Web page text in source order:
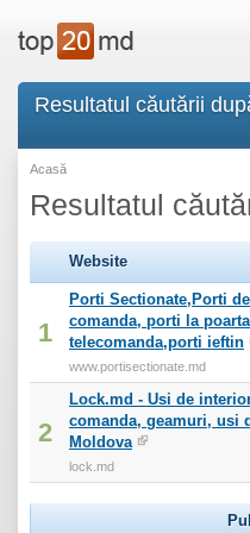
Resultatul căutării
Acasă
Resultatul
Website
1
Porti Sectionate,Porti
comanda, porti la
telecomanda,porti ieftin
www.portisectionate.md
2
Lock.md - Usi de
comanda, geamuri, usi
Moldova
lock.md